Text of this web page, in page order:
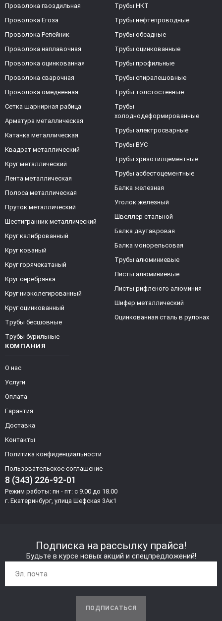
КОМПАНИЯ
О нас
Услуги
Оплата
Гарантия
Доставка
Контакты
Политика конфиденциальности
Пользовательское соглашение
8 (343) 226-92-01
Режим работы: пн - пт: с 9.00 до 18.00
г. Екатеринбург, улица Шефская 3Ак1
Проволока гвоздильная
Проволока Егоза
Проволока Репейник
Проволока наплавочная
Проволока оцинкованная
Проволока сварочная
Проволока омедненная
Сетка шарнирная рабица
Арматура металлическая
Катанка металлическая
Квадрат металлический
Круг металлический
Лента металлическая
Полоса металлическая
Пруток металлический
Шестигранник металлический
Круг калиброванный
Круг кованый
Круг горячекатаный
Круг серебрянка
Круг низколегированный
Круг оцинкованный
Трубы бесшовные
Трубы бурильные
Трубы НКТ
Трубы нефтепроводные
Трубы обсадные
Трубы оцинкованные
Трубы профильные
Трубы спиралешовные
Трубы толстостенные
Трубы
холоднодеформированные
Трубы электросварные
Трубы ВУС
Трубы хризотилцементные
Трубы асбестоцементные
Балка железная
Уголок железный
Швеллер стальной
Балка двутавровая
Балка монорельсовая
Трубы алюминиевые
Листы алюминиевые
Листы рифленого алюминия
Шифер металлический
Оцинкованная сталь в рулонах
Подписка на рассылку прайса!
Будьте в курсе новых акций и спецпредложений!
ПОДПИСАТЬСЯ